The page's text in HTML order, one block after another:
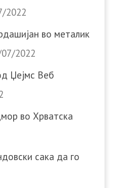
2022
во металик
2022
Џејмс Веб
во Хрватска
сака да го